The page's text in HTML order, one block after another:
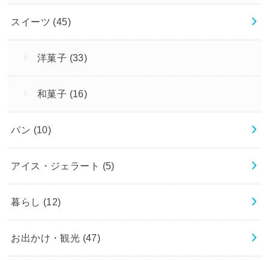
スイーツ (45)
洋菓子 (33)
和菓子 (16)
パン (10)
アイス・ジェラート (5)
暮らし (12)
お出かけ・観光 (47)